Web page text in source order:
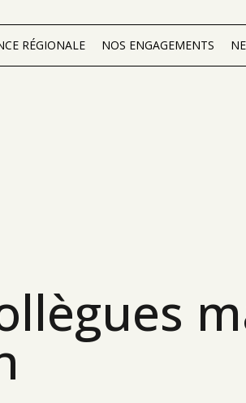
RÉGIONALE NOS ENGAGEMENTS